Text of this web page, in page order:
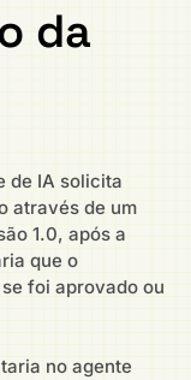
da
de IA solicita
através de um
1.0, após a
que o
foi aprovado ou
no agente